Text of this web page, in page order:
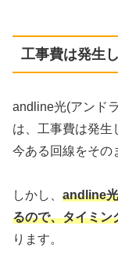
工事費は発生
andline光(アンド
は、工事費は発生
今ある回線をその
しかし、 andline
るので、タイミン
ります。